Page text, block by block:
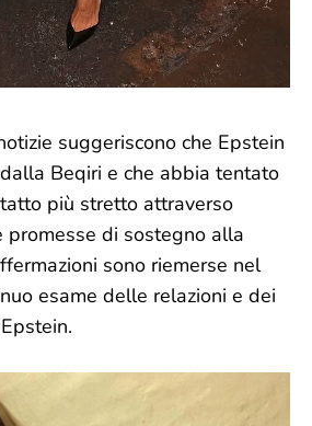
suggeriscono che Epstein
Beqiri e che abbia tentato
più stretto attraverso
promesse di sostegno alla
sono riemerse nel
esame delle relazioni e dei